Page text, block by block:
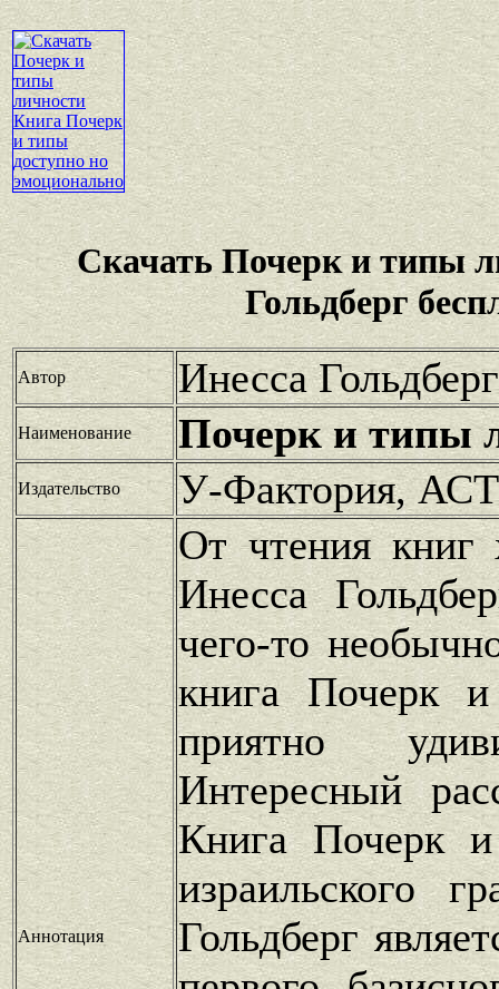
Скачать Почерк и типы
Гольдберг
Автор Инесса Гольдберг
Наименование Почерк и типы
Издательство У-Фактория,
Аннотация
От чтения книг
Инесса
чего-то
книга Почерк
приятно
Интересный
Книга Почерк
израильского
Гольдберг